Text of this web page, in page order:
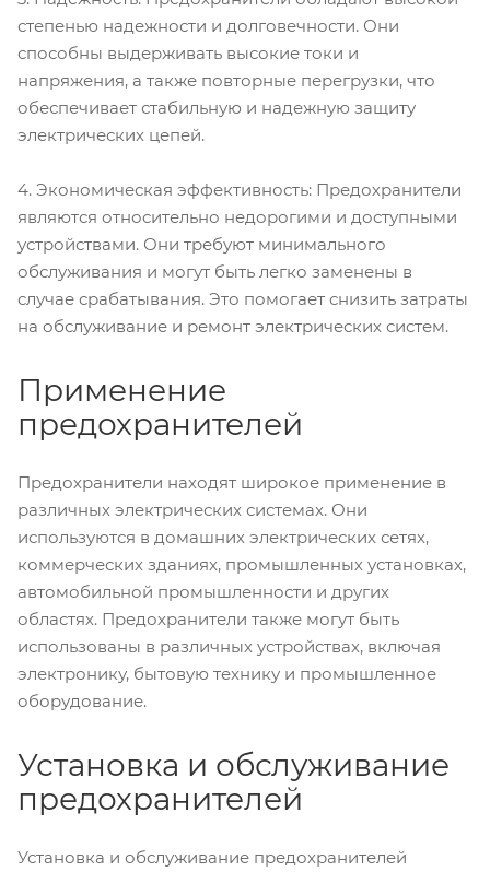
степенью надежности и долговечности. Они
способны выдерживать высокие токи и
напряжения, а также повторные перегрузки, что
обеспечивает стабильную и надежную защиту
электрических цепей.
4. Экономическая эффективность: Предохранители
являются относительно недорогими и доступными
устройствами. Они требуют минимального
обслуживания и могут быть легко заменены в
случае срабатывания. Это помогает снизить затраты
на обслуживание и ремонт электрических систем.
Применение
предохранителей
Предохранители находят широкое применение в
различных электрических системах. Они
используются в домашних электрических сетях,
коммерческих зданиях, промышленных установках,
автомобильной промышленности и других
областях. Предохранители также могут быть
использованы в различных устройствах, включая
электронику, бытовую технику и промышленное
оборудование.
Установка и обслуживание
предохранителей
Установка и обслуживание предохранителей